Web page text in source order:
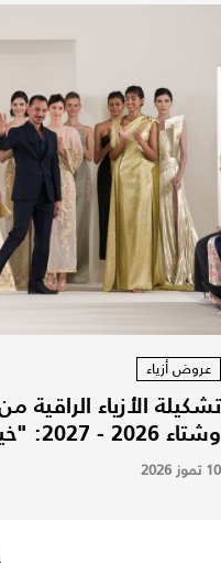
عروض أزياء
تشكيلة الأزياء
وشتاء 2026 - 2027: "خيوطٌ من نور: فجرٌ جديد"
10 تموز 2026